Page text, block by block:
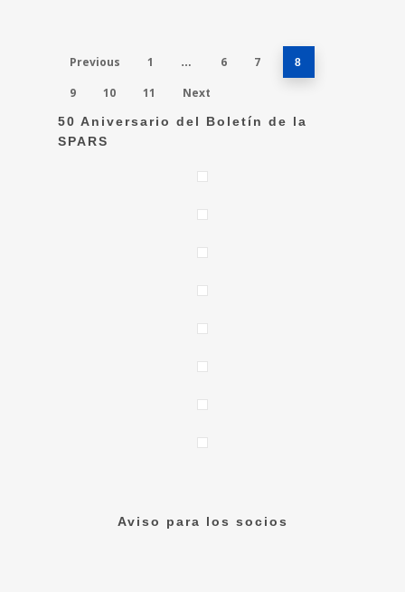
Previous 1 … 6 7 8
9 10 11 Next
50 Aniversario del Boletín de la
SPARS
Aviso para los socios